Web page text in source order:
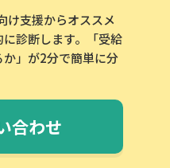
け支援からオススメ
診断します。「受給
」が2分で簡単に分
合わせ